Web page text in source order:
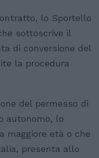
lo Sportello
sottoscrive il
di conversione del
la procedura
del permesso di
autonomo, lo
maggiore età o che
presenta allo